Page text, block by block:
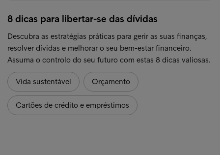
8 dicas para libertar-se das dívidas
Descubra as estratégias práticas para gerir as suas finanças,
resolver dívidas e melhorar o seu bem-estar financeiro.
Assuma o controlo do seu futuro com estas 8 dicas valiosas.
Vida sustentável Orçamento
Cartões de crédito e empréstimos